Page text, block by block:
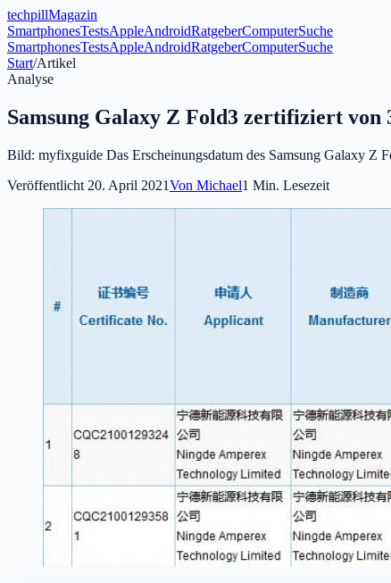
techpillMagazin
SmartphonesTestsAppleAndroidRatgeberComputerSuche
SmartphonesTestsAppleAndroidRatgeberComputerSuche
Start/Artikel
Analyse
Samsung Galaxy Z Fold3 zertifiziert von
Bild: myfixguide Das Erscheinungsdatum des Samsung Galaxy Z
Veröffentlicht 20. April 2021Von Michael1 Min. Lesezeit